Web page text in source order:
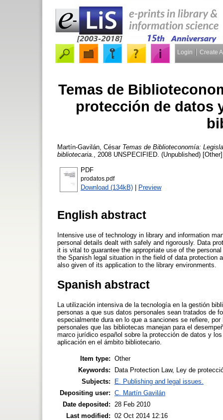
Login Create
Temas de
protección de datos
Martín-Gavilán, César Temas de Biblioteconomía:
bibliotecaria.
, 2008 UNSPECIFIED. (Unpublished) [Other]
PDF
prodatos.pdf
Download (134kB) | Preview
English abstract
Intensive use of technology in library and information
personal details dealt with safely and rigorously. Data
it is vital to guarantee the appropriate use of the
the Spanish legal situation in the field of data protection
also given of its application to the library environments.
Spanish abstract
La utilización intensiva de la tecnología en la gestión
personas a que sus datos personales sean tratados de
especialmente dura en lo que a sanciones se refiere,
personales que las bibliotecas manejan para el
marco jurídico español sobre la protección de datos y
aplicación en el ámbito bibliotecario.
Item type: Other
Keywords:
Data Protection Law, Ley de
Subjects:
E. Publishing and legal issues.
Depositing user: C. Martín Gavilán
Date deposited:
28 Feb 2010
Last modified: 02 Oct 2014 12:16